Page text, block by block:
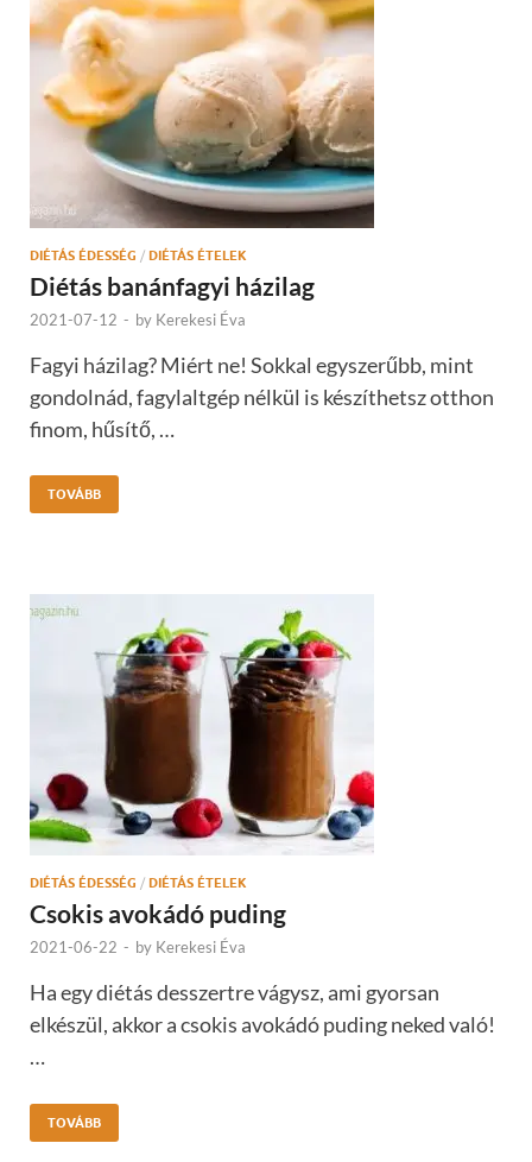
DIÉTÁS ÉDESSÉG / DIÉTÁS ÉTELEK
Diétás banánfagyi házilag
2021-07-12 - by Kerekesi Éva
Fagyi házilag? Miért ne! Sokkal egyszerűbb, mint
gondolnád, fagylaltgép nélkül is készíthetsz otthon
finom, hűsítő, …
TOVÁBB
DIÉTÁS ÉDESSÉG / DIÉTÁS ÉTELEK
Csokis avokádó puding
2021-06-22 - by Kerekesi Éva
Ha egy diétás desszertre vágysz, ami gyorsan
elkészül, akkor a csokis avokádó puding neked való!
…
TOVÁBB